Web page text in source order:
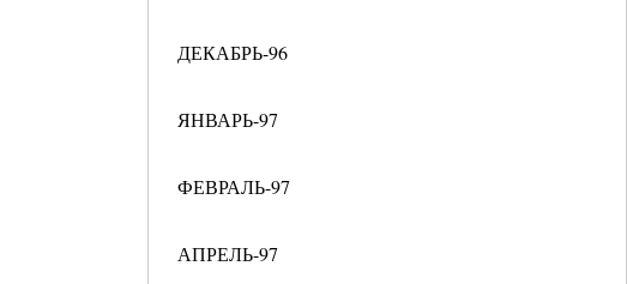
ДЕКАБРЬ-96
ЯНВАРЬ-97
ФЕВРАЛЬ-97
АПРЕЛЬ-97